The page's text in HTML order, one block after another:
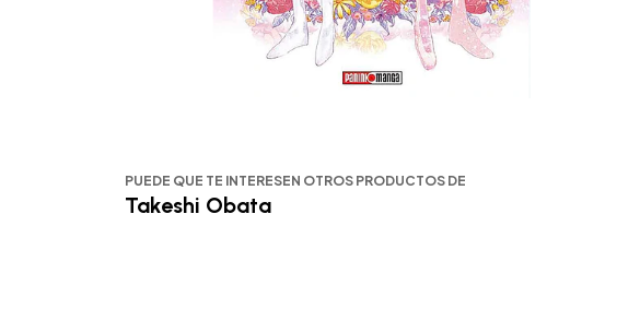
PUEDE QUE TE INTERESEN OTROS PRODUCTOS DE
Takeshi Obata